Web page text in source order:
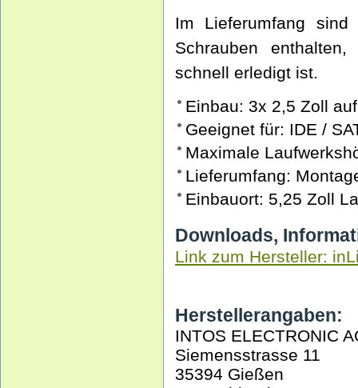
Im Lieferumfang sind
Schrauben
schnell erledigt ist.
Einbau: 3x 2,5 Zoll
Geeignet für: IDE /
Maximale
Lieferumfang:
Einbauort: 5,25 Zoll
Downloads,
Link zum Hersteller:
Herstellerangaben:
INTOS ELECTRONIC
Siemensstrasse 11
35394 Gießen